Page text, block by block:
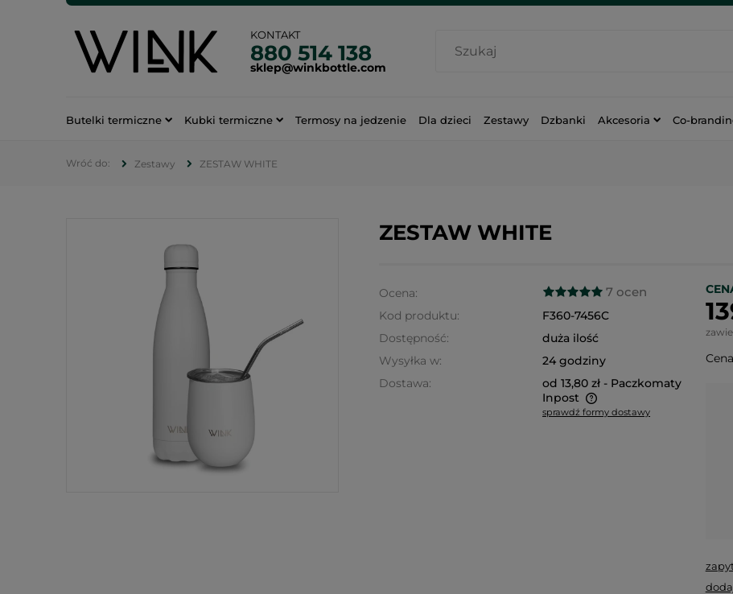
KONTAKT
880 514 138
sklep@winkbottle.com
Butelki termiczne Kubki termiczne Termosy na jedzenie Dla dzieci Zestawy Dzbanki Akcesoria Co-
Zestawy ZESTAW WHITE
ZESTAW WHITE
Ocena: 7 ocen
Kod produktu:
F360-7456C
Dostępność:
duża ilość
Wysyłka w:
24 godziny
Dostawa:
od 13,80 zł - Paczkomaty
Inpost
sprawdź formy dostawy